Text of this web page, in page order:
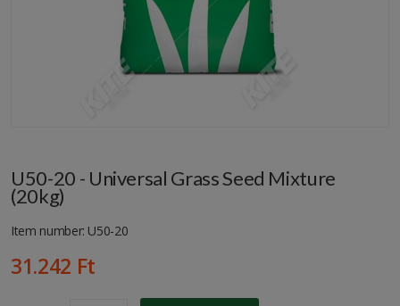
U50-20 - Universal Grass Seed Mixture
(20kg)
Item number: U50-20
31.242 Ft